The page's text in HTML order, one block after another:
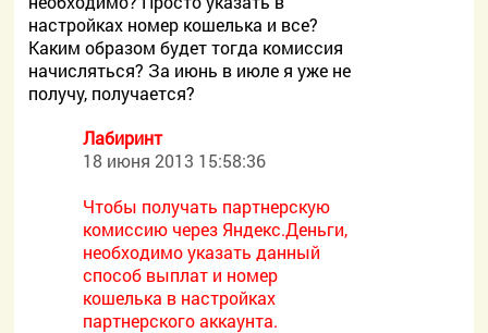
настройках номер кошелька и все?
Каким образом будет тогда комиссия
начисляться? За июнь в июле я уже не
получу, получается?
Лабиринт
18 июня 2013 15:58:36
Чтобы получать партнерскую
комиссию через Яндекс.Деньги,
необходимо указать данный
способ выплат и номер
кошелька в настройках
партнерского аккаунта.